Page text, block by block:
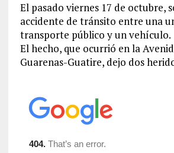
El pasado viernes 17 de octubre,
accidente de tránsito entre una
transporte público y un vehículo.
El hecho, que ocurrió en la
Guarenas-Guatire, dejo dos